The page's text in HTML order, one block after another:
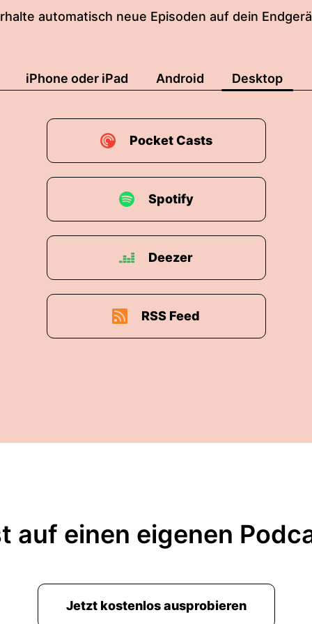
automatisch neue Episoden auf dein
iPhone oder iPad Android Desktop
Pocket Casts
Spotify
Deezer
RSS Feed
auf einen eigenen
Jetzt kostenlos ausprobieren